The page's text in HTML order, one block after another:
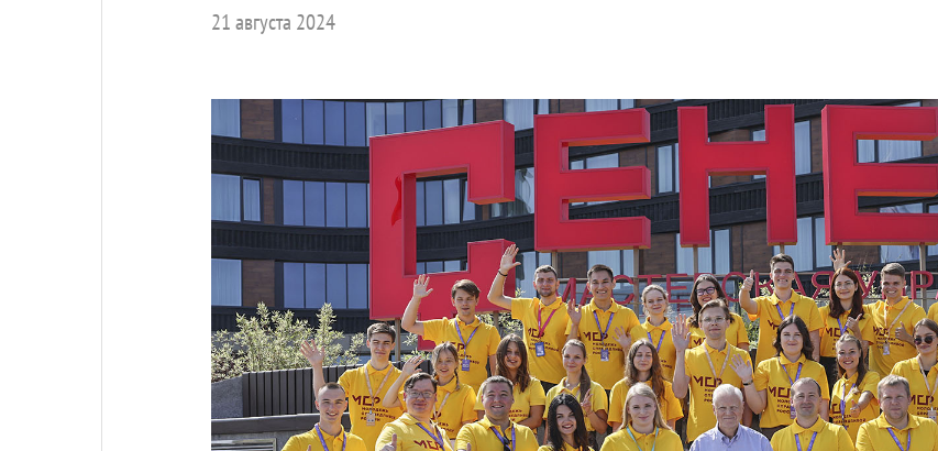
21 августа 2024